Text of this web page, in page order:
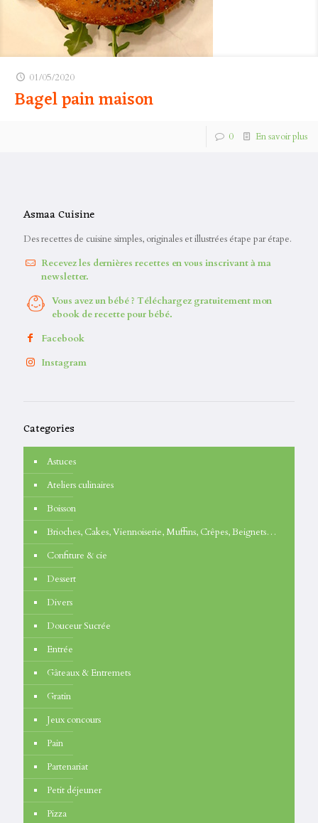
01/05/2020
Bagel pain maison
0 En savoir plus
Asmaa Cuisine
Des recettes de cuisine simples, originales et illustrées étape par étape.
Recevez les dernières recettes en vous inscrivant à ma
newsletter.
Vous avez un bébé ? Téléchargez gratuitement mon
ebook de recette pour bébé.
Facebook
Instagram
Categories
Astuces
Ateliers culinaires
Boisson
Brioches, Cakes, Viennoiserie, Muffins, Crêpes, Beignets…
Confiture & cie
Dessert
Divers
Douceur Sucrée
Entrée
Gâteaux & Entremets
Gratin
Jeux concours
Pain
Partenariat
Petit déjeuner
Pizza